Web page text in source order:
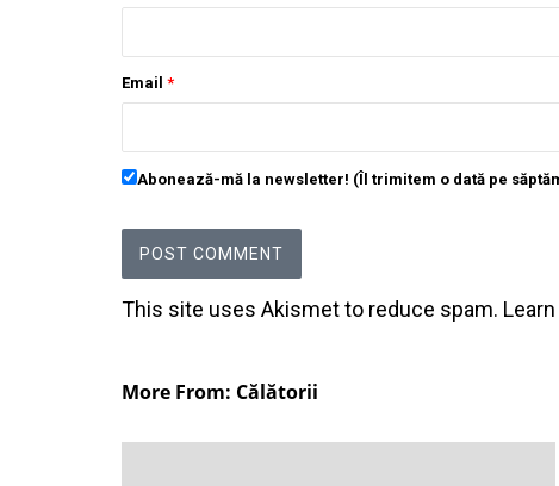
Email *
Abonează-mă la newsletter! (Îl trimitem o dată pe
This site uses Akismet to reduce spam.
More From: Călătorii